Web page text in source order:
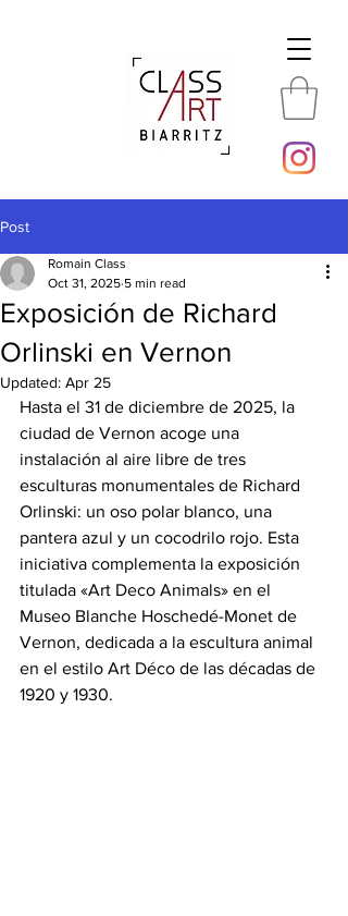
Post
Exposición de Richard
Orlinski en Vernon
Romain Class
Oct 31, 2025 5 min read
Updated: Apr 25
Hasta el 31 de diciembre de 2025, la
ciudad de Vernon acoge una
instalación al aire libre de tres
esculturas monumentales de Richard
Orlinski: un oso polar blanco, una
pantera azul y un cocodrilo rojo. Esta
iniciativa complementa la exposición
titulada «Art Deco Animals» en el
Museo Blanche Hoschedé-Monet de
Vernon, dedicada a la escultura animal
en el estilo Art Déco de las décadas de
1920 y 1930.